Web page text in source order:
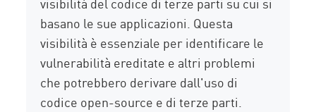
basano le sue applicazioni. Questa
visibilità è essenziale per identificare le
vulnerabilità ereditate e altri problemi
che potrebbero derivare dall'uso di
codice open-source e di terze parti.